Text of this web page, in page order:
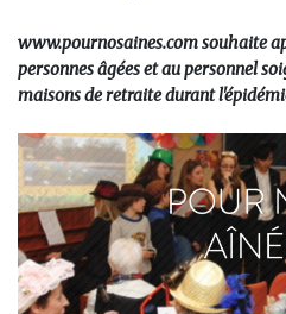
www.pournosaines.com souhaite
personnes âgées et au personnel
maisons de retraite durant